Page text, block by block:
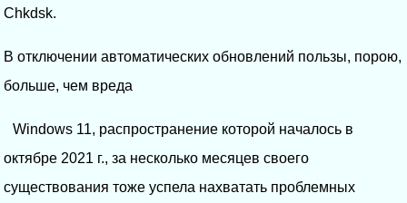
Chkdsk.
В отключении автоматических обновлений пользы, порою,
больше, чем вреда
Windows 11, распространение которой началось в
октябре 2021 г., за несколько месяцев своего
существования тоже успела нахватать проблемных